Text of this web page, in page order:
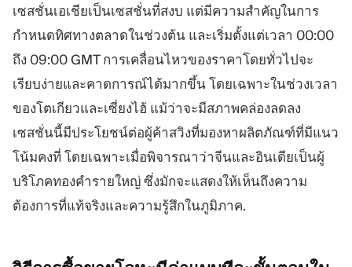
เซสชั่นเอเชียเป็นเซสชั่นที่สงบ แต่มีความสำคัญในการ
กำหนดทิศทางตลาดในช่วงต้น และเริ่มตั้งแต่เวลา 00:00
ถึง 09:00 GMT การเคลื่อนไหวของราคาโดยทั่วไปจะ
เรียบง่ายและคาดการณ์ได้มากขึ้น โดยเฉพาะในช่วงเวลา
ของโตเกียวและเซี่ยงไฮ้ แม้ว่าจะมีสภาพคล่องลดลง
เซสชั่นนี้มีประโยชน์ต่อผู้ค้าสวิงที่มองหาผลิตภัณฑ์ที่มีแนว
โน้มคงที่ โดยเฉพาะเมื่อพิจารณาว่าจีนและอินเดียเป็นผู้
บริโภคทองคำรายใหญ่ ซึ่งมักจะแสดงให้เห็นถึงความ
ต้องการที่แท้จริงและความรู้สึกในภูมิภาค.